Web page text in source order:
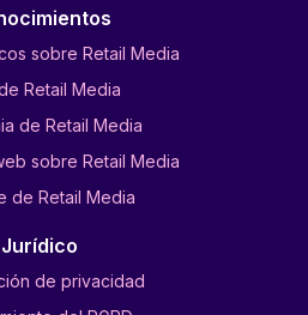
sobre Retail Media
Retail Media
de Retail Media
sobre Retail Media
de Retail Media
Jurídico
de privacidad